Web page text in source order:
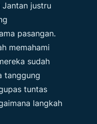
justru
pasangan.
memahami
sudah
tanggung
tuntas
langkah